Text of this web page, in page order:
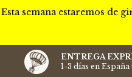
Esta semana estaremos de
ENTREGA
1-3 días en